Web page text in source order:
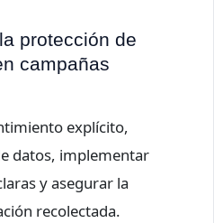
protección de
campañas
explícito,
datos, implementar
y asegurar la
recolectada.